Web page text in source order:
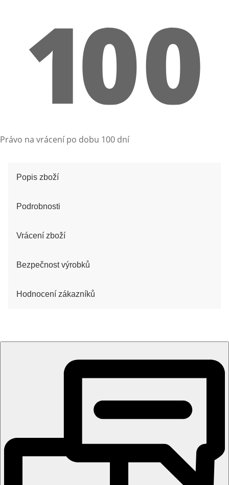
Právo na vrácení po dobu 100 dní
Popis zboží
Podrobnosti
Vrácení zboží
Bezpečnost výrobků
Hodnocení zákazníků